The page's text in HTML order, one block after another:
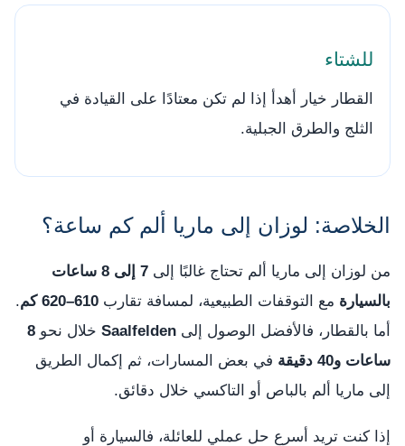
للشتاء
القطار خيار أهدأ إذا لم تكن معتادًا على القيادة في
الثلج والطرق الجبلية.
الخلاصة: لوزان إلى ماريا ألم كم ساعة؟
من لوزان إلى ماريا ألم تحتاج غالبًا إلى
7 إلى 8 ساعات
بالسيارة مع التوقفات الطبيعية، لمسافة تقارب 610–620 كم
.
أما بالقطار، فالأفضل الوصول إلى Saalfelden خلال نحو 8
ساعات و40 دقيقة
في بعض المسارات، ثم إكمال الطريق
إلى ماريا ألم بالباص أو التاكسي خلال دقائق.
إذا كنت تريد أسرع حل عملي للعائلة، فالسيارة أو